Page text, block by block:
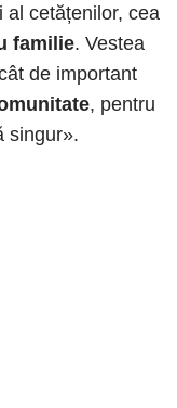
cetățenilor, cea
familie. Vestea
de important
, pentru
singur».